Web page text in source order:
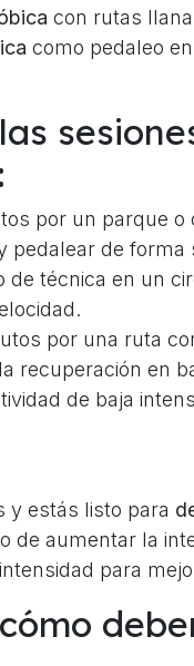
con rutas
como pedaleo
:
por un parque
pedalear de forma
de técnica en un
por una ruta
recuperación en
de baja
y estás listo para
de aumentar la
para